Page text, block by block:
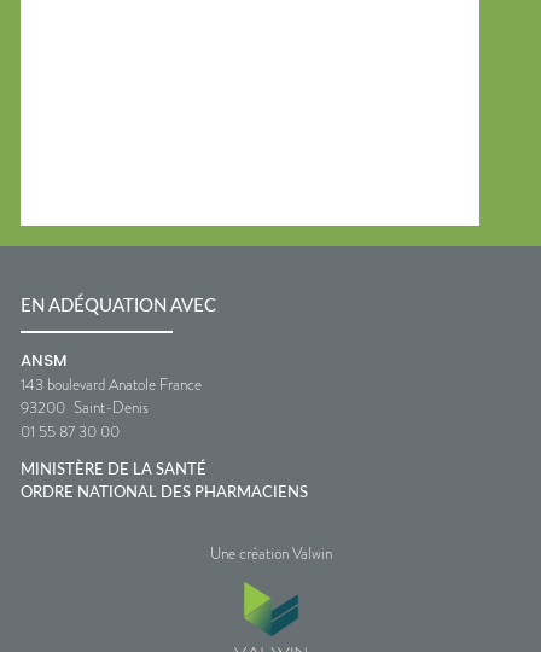
EN ADÉQUATION AVEC
ANSM
143 boulevard Anatole France
93200 Saint-Denis
01 55 87 30 00
MINISTÈRE DE LA SANTÉ
ORDRE NATIONAL DES PHARMACIENS
Une création Valwin